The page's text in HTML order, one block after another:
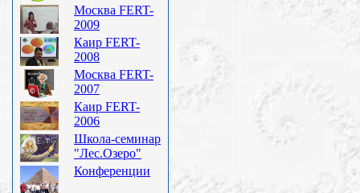
Москва FERT-
2009
Каир FERT-
2008
Москва FERT-
2007
Каир FERT-
2006
Школа-семинар
"Лес.Озеро"
Конференции